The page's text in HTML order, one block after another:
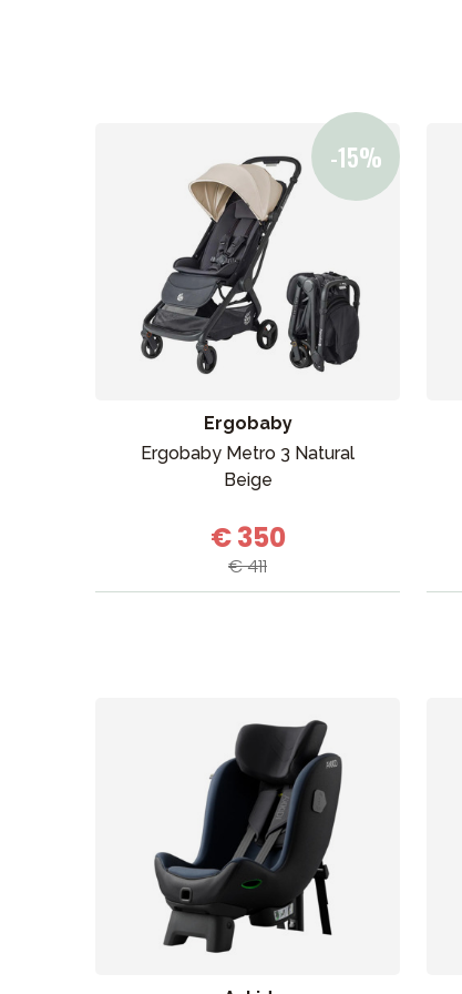
Ergobaby
Ergobaby Metro 3 Natural
Beige
€ 350
€ 411